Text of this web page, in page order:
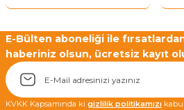
Yetkiliye
E-Bülten aboneliği ile
haberiniz olsun, ücretsiz kayıt
KVKK Kapsamında ki gizlilik politikamızı